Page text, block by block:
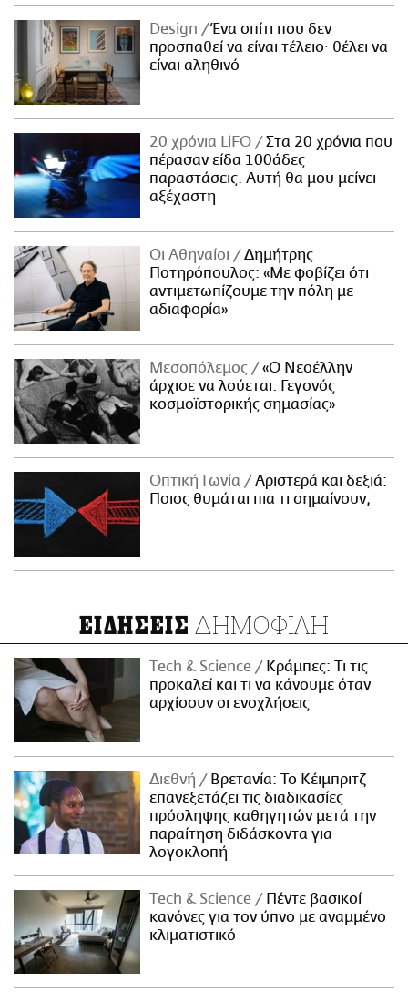
Design
Ένα σπίτι που δεν
προσπαθεί να είναι τέλειο· θέλει να
είναι αληθινό
20 χρόνια LiFO
Στα 20 χρόνια που
πέρασαν είδα 100άδες
παραστάσεις. Αυτή θα μου μείνει
αξέχαστη
Οι Αθηναίοι
Δημήτρης
Ποτηρόπουλος: «Με φοβίζει ότι
αντιμετωπίζουμε την πόλη με
αδιαφορία»
Μεσοπόλεμος
«Ο Νεοέλλην
άρχισε να λούεται. Γεγονός
κοσμοϊστορικής σημασίας»
Οπτική Γωνία
Αριστερά και δεξιά:
Ποιος θυμάται πια τι σημαίνουν;
ΕΙΔΗΣΕΙΣ ΔΗΜΟΦΙΛΗ
Τech & Science
Κράμπες: Τι τις
προκαλεί και τι να κάνουμε όταν
αρχίσουν οι ενοχλήσεις
Διεθνή
Βρετανία: Το Κέιμπριτζ
επανεξετάζει τις διαδικασίες
πρόσληψης καθηγητών μετά την
παραίτηση διδάσκοντα για
λογοκλοπή
Τech & Science
Πέντε βασικοί
κανόνες για τον ύπνο με αναμμένο
κλιματιστικό